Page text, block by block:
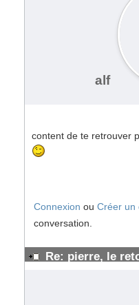
alf
content de te retrouver
Connexion ou Créer un
conversation.
Re: pierre, le